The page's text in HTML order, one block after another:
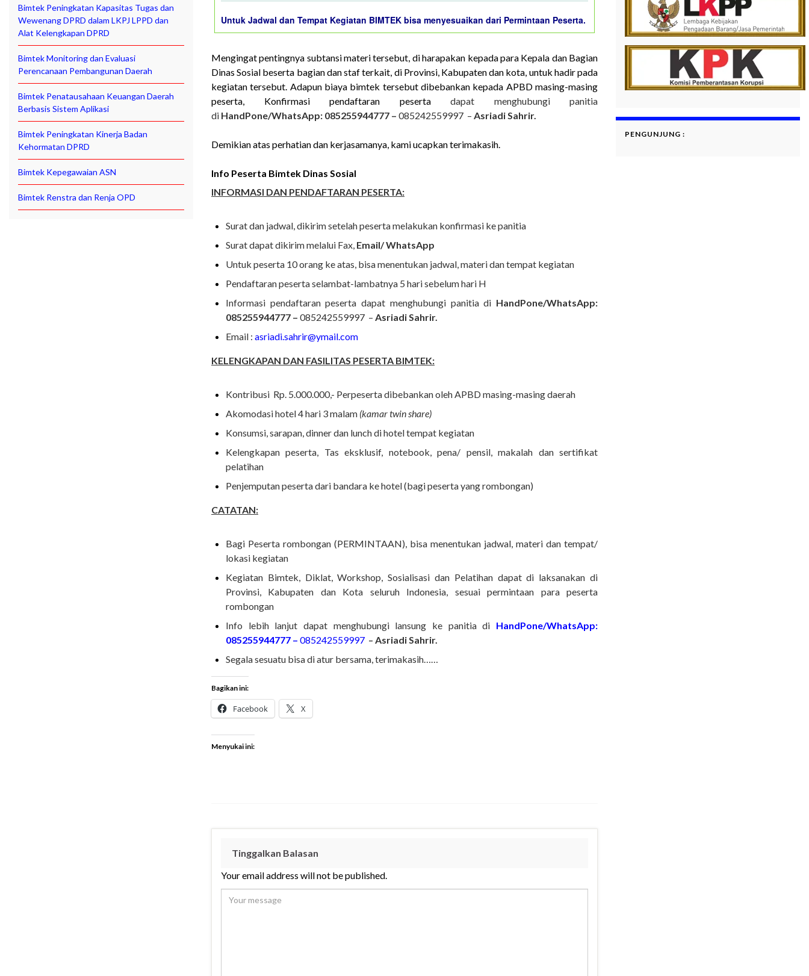
Bimtek Peningkatan Kapasitas Tugas dan
Wewenang DPRD dalam LKPJ LPPD dan
Alat Kelengkapan DPRD
Bimtek Monitoring dan Evaluasi
Perencanaan Pembangunan Daerah
Bimtek Penatausahaan Keuangan Daerah
Berbasis Sistem Aplikasi
Bimtek Peningkatan Kinerja Badan
Kehormatan DPRD
Bimtek Kepegawaian ASN
Bimtek Renstra dan Renja OPD
Untuk Jadwal dan Tempat Kegiatan BIMTEK bisa menyesuaikan dari Permintaan Peserta.
Mengingat pentingnya subtansi materi tersebut, di harapakan kepada para Kepala dan Bagian
Dinas Sosial beserta bagian dan staf terkait, di Provinsi, Kabupaten dan kota, untuk hadir pada
kegiatan tersebut. Adapun biaya bimtek tersebut dibebankan kepada APBD masing-masing
peserta, Konfirmasi pendaftaran peserta dapat menghubungi panitia
di HandPone/WhatsApp: 085255944777 – 085242559997 – Asriadi Sahrir.
Demikian atas perhatian dan kerjasamanya, kami ucapkan terimakasih.
Info Peserta Bimtek Dinas Sosial
INFORMASI DAN PENDAFTARAN PESERTA:
Surat dan jadwal, dikirim setelah peserta melakukan konfirmasi ke panitia
Surat dapat dikirim melalui Fax, Email/ WhatsApp
Untuk peserta 10 orang ke atas, bisa menentukan jadwal, materi dan tempat kegiatan
Pendaftaran peserta selambat-lambatnya 5 hari sebelum hari H
Informasi pendaftaran peserta dapat menghubungi panitia di HandPone/WhatsApp:
085255944777 – 085242559997 – Asriadi Sahrir.
Email : asriadi.sahrir@ymail.com
KELENGKAPAN DAN FASILITAS PESERTA BIMTEK:
Kontribusi Rp. 5.000.000,- Perpeserta dibebankan oleh APBD masing-masing daerah
Akomodasi hotel 4 hari 3 malam (kamar twin share)
Konsumsi, sarapan, dinner dan lunch di hotel tempat kegiatan
Kelengkapan peserta, Tas eksklusif, notebook, pena/ pensil, makalah dan sertifikat
pelatihan
Penjemputan peserta dari bandara ke hotel (bagi peserta yang rombongan)
CATATAN:
Bagi Peserta rombongan (PERMINTAAN), bisa menentukan jadwal, materi dan tempat/
lokasi kegiatan
Kegiatan Bimtek, Diklat, Workshop, Sosialisasi dan Pelatihan dapat di laksanakan di
Provinsi, Kabupaten dan Kota seluruh Indonesia, sesuai permintaan para peserta
rombongan
Info lebih lanjut dapat menghubungi lansung ke panitia di HandPone/WhatsApp:
085255944777 – 085242559997 – Asriadi Sahrir.
Segala sesuatu bisa di atur bersama, terimakasih……
Bagikan ini:
Facebook X
Menyukai ini:
Tinggalkan Balasan
Your email address will not be published.
PENGUNJUNG :